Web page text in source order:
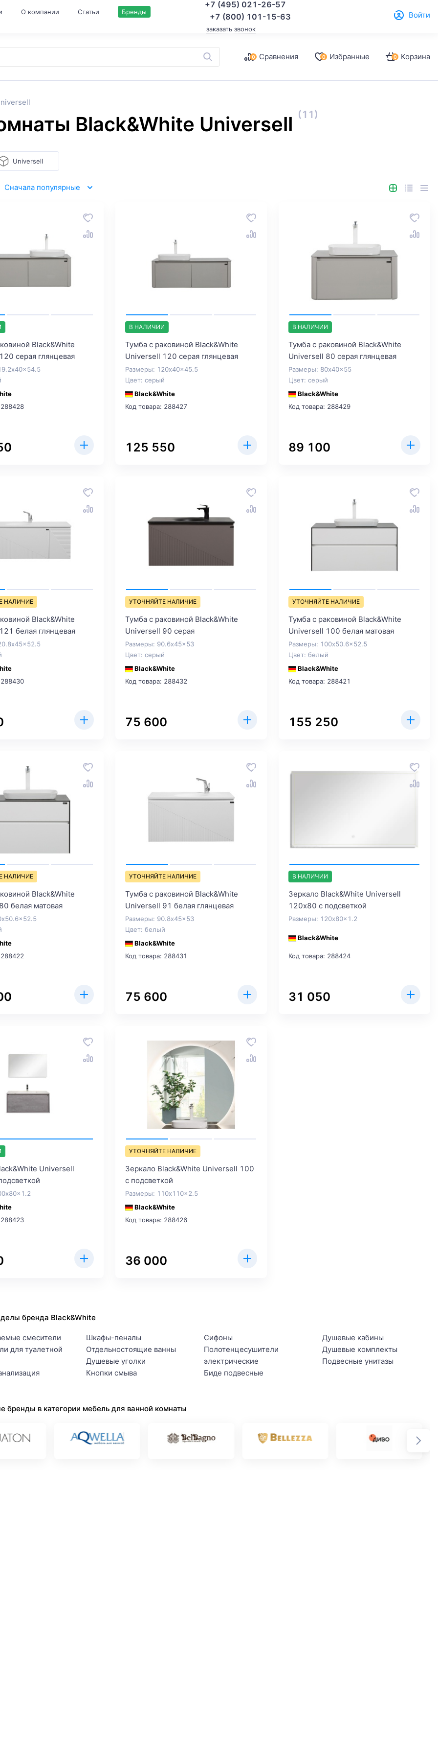
О компании Статьи
Бренды
+7 (495) 021-26-57
+7 (800) 101-15-63
заказать звонок
Войти
0 Сравнения 0 Избранные 0 Корзина
Black&White Universell (11)
Universell
Сначала популярные
Black&White
серая глянцевая
В НАЛИЧИИ
Тумба с раковиной Black&White
Universell 120 серая глянцевая
Размеры: 120x40x45.5
Цвет: серый
Black&White
Код товара: 288427
125 550
В НАЛИЧИИ
Тумба с раковиной Black&White
Universell 80 серая глянцевая
Размеры: 80x40x55
Цвет: серый
Black&White
Код товара: 288429
89 100
НАЛИЧИЕ
Black&White
белая глянцевая
УТОЧНЯЙТЕ НАЛИЧИЕ
Тумба с раковиной Black&White
Universell 90 серая
Размеры: 90.6x45x53
Цвет: серый
Black&White
Код товара: 288432
75 600
УТОЧНЯЙТЕ НАЛИЧИЕ
Тумба с раковиной Black&White
Universell 100 белая матовая
Размеры: 100x50.6x52.5
Цвет: белый
Black&White
Код товара: 288421
155 250
НАЛИЧИЕ
Black&White
белая матовая
УТОЧНЯЙТЕ НАЛИЧИЕ
Тумба с раковиной Black&White
Universell 91 белая глянцевая
Размеры: 90.8x45x53
Цвет: белый
Black&White
Код товара: 288431
75 600
В НАЛИЧИИ
Зеркало Black&White Universell
120х80 с подсветкой
Размеры: 120x80x1.2
Black&White
Код товара: 288424
31 050
Universell
УТОЧНЯЙТЕ НАЛИЧИЕ
Зеркало Black&White Universell 100
с подсветкой
Размеры: 110x110x2.5
Black&White
Код товара: 288426
36 000
бренда Black&White
смесители
для туалетной
Шкафы-пеналы
Отдельностоящие ванны
Душевые уголки
Кнопки смыва
Сифоны
Полотенцесушители
электрические
Биде подвесные
Душевые кабины
Душевые комплекты
Подвесные унитазы
бренды в категории мебель для ванной комнаты